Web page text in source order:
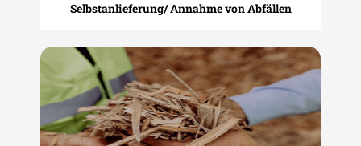
Selbstanlieferung/ Annahme von Abfällen